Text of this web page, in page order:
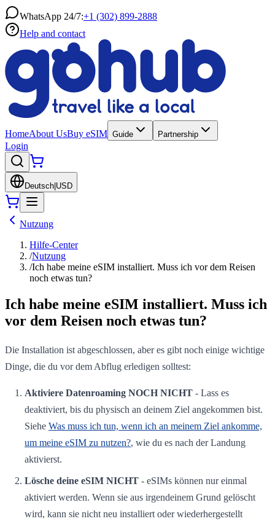
WhatsApp 24/7:+1 (302) 899-2888
Help and contact
HomeAbout UsBuy eSIM Guide Partnership
Login
Deutsch USD
Nutzung
Hilfe-Center
/Nutzung
/Ich habe meine eSIM installiert. Muss ich vor dem Reisen
noch etwas tun?
Ich habe meine eSIM installiert. Muss ich
vor dem Reisen noch etwas tun?
Die Installation ist abgeschlossen, aber es gibt noch einige wichtige
Dinge, die du vor dem Abflug erledigen solltest:
Aktiviere Datenroaming NOCH NICHT - Lass es
deaktiviert, bis du physisch an deinem Ziel angekommen bist.
Siehe Was muss ich tun, wenn ich an meinem Ziel ankomme,
um meine eSIM zu nutzen?, wie du es nach der Landung
aktivierst.
Lösche deine eSIM NICHT - eSIMs können nur einmal
aktiviert werden. Wenn sie aus irgendeinem Grund gelöscht
wird, kann sie nicht neu installiert oder wiederhergestellt